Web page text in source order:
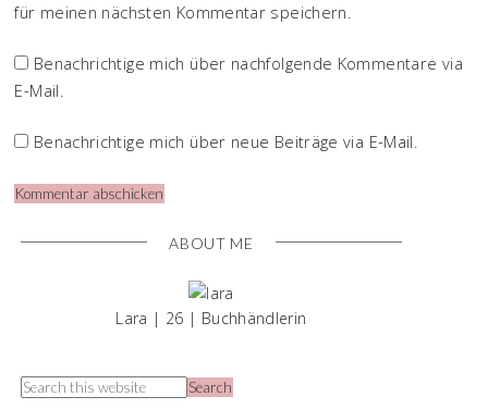
für meinen nächsten Kommentar speichern.
Benachrichtige mich über nachfolgende Kommentare via
E-Mail.
Benachrichtige mich über neue Beiträge via E-Mail.
ABOUT ME
Lara | 26 | Buchhändlerin